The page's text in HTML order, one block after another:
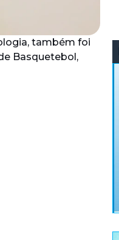
também foi
Basquetebol,